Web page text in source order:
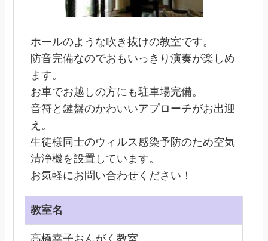
ホールのような吹き抜けの教室です。
防音完備なのでおもいっきり演奏が楽しめ
ます。
お車でお越しの方にも駐車場完備。
音符と鍵盤のかわいいアプローチがお出迎
え。
生徒様同士のウィルス感染予防のため空気
清浄機を設置しています。
お気軽にお問い合わせください！
教室名